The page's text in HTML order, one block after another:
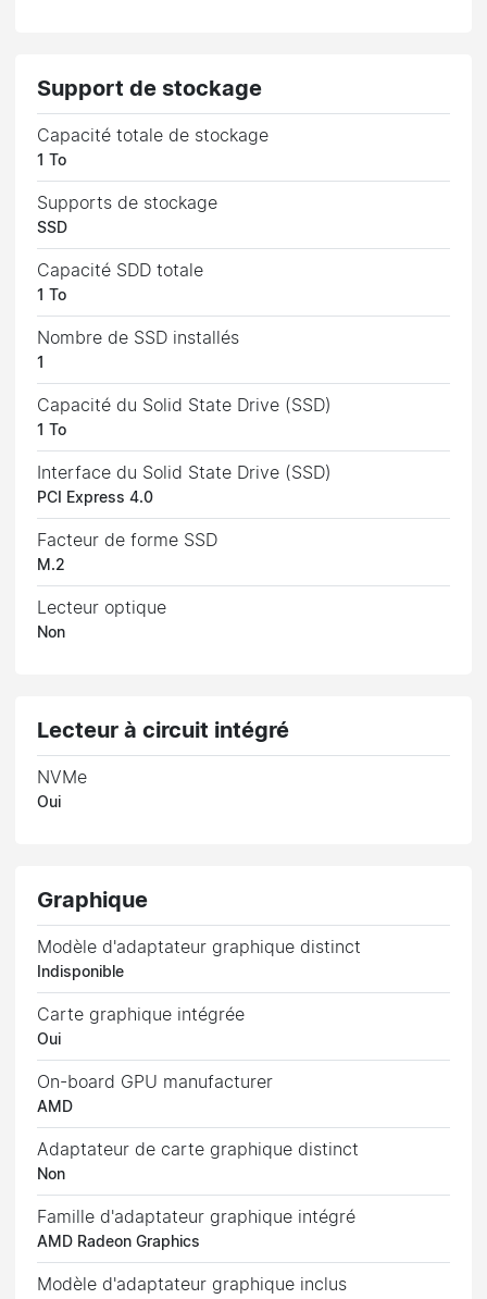
Support de stockage
Capacité totale de stockage
1 To
Supports de stockage
SSD
Capacité SDD totale
1 To
Nombre de SSD installés
1
Capacité du Solid State Drive (SSD)
1 To
Interface du Solid State Drive (SSD)
PCI Express 4.0
Facteur de forme SSD
M.2
Lecteur optique
Non
Lecteur à circuit intégré
NVMe
Oui
Graphique
Modèle d'adaptateur graphique distinct
Indisponible
Carte graphique intégrée
Oui
On-board GPU manufacturer
AMD
Adaptateur de carte graphique distinct
Non
Famille d'adaptateur graphique intégré
AMD Radeon Graphics
Modèle d'adaptateur graphique inclus